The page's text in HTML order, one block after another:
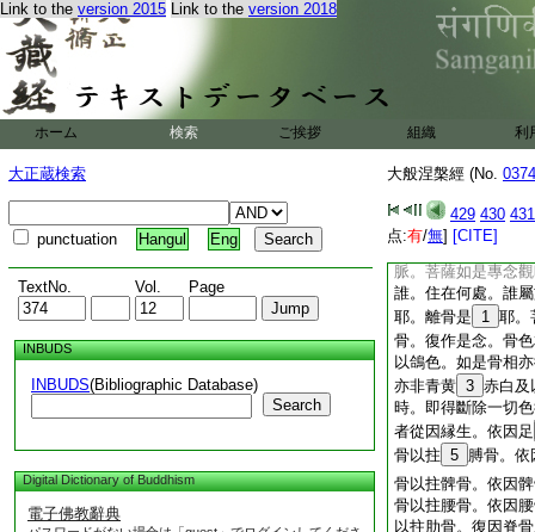
Link to the version 2015 Link to the version 2018
ホーム 検索 ご挨拶 組織 利
大正蔵検索
punctuation Hangul Eng
TextNo. Vol. Page
INBUDS
INBUDS(Bibliographic Database)
Search
Digital Dictionary of Buddhism
電子佛教辭典
大般涅槃經 (No.
429 430 431
点:有/無] [CITE]
大般涅槃經卷第十一
北涼天竺三藏曇
31
聖行品第七
復次善男子。菩薩
從頭至足。其中唯
皮肉筋骨脾腎心肺
便利涕唾目涙。肪
脈。菩薩如是專念
誰。住在何處。誰
耶。離骨是
1 耶。
骨。復作是念。骨
以鴿色。如是骨相
亦非青黄 3 赤白及
時。即得斷除一切
者從因縁生。依因足
骨以拄 5 膊骨。
骨以拄髀骨。依因
骨以拄腰骨。依因
以拄肋骨。復因脊